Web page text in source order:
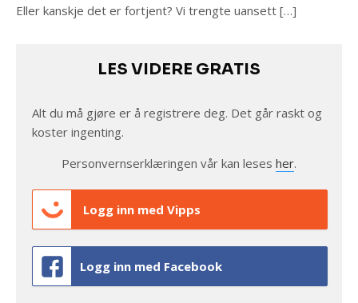
Eller kanskje det er fortjent? Vi trengte uansett […]
LES VIDERE GRATIS
Alt du må gjøre er å registrere deg. Det går raskt og
koster ingenting.
Personvernserklæringen vår kan leses her.
Logg inn med Vipps
Logg inn med Facebook